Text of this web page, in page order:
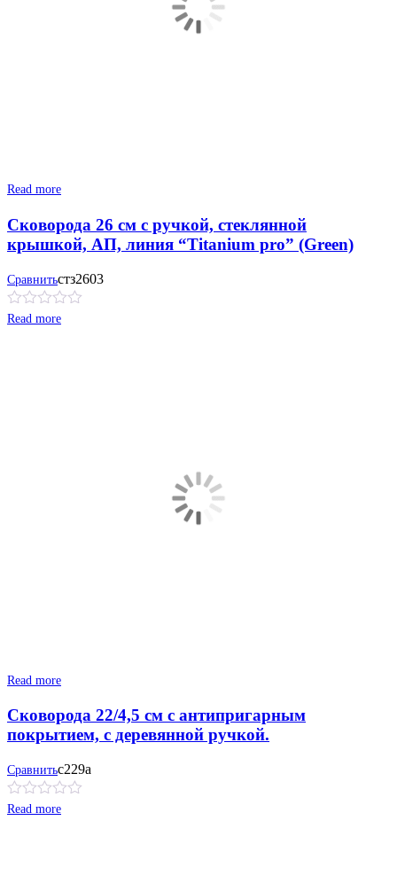
Read more
Сковорода 26 см с ручкой, стеклянной
крышкой, АП, линия “Titanium pro” (Green)
Сравнитьстз2603
Read more
Read more
Сковорода 22/4,5 см с антипригарным
покрытием, с деревянной ручкой.
Сравнитьс229а
Read more